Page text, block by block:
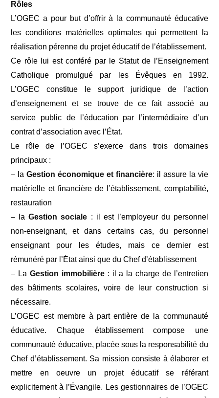
Rôles
L’OGEC a pour but d’offrir à la communauté éducative
les conditions matérielles optimales qui permettent la
réalisation pérenne du projet éducatif de l’établissement.
Ce rôle lui est conféré par le Statut de l’Enseignement
Catholique promulgué par les Évêques en 1992.
L’OGEC constitue le support juridique de l’action
d’enseignement et se trouve de ce fait associé au
service public de l’éducation par l’intermédiaire d’un
contrat d’association avec l’État.
Le rôle de l’OGEC s’exerce dans trois domaines
principaux :
– laGestion économique et financière: il assure la vie
matérielle et financière de l’établissement, comptabilité,
restauration
– laGestion sociale : il est l’employeur du personnel
non-enseignant, et dans certains cas, du personnel
enseignant pour les études, mais ce dernier est
rémunéré par l’État ainsi que du Chef d’établissement
– LaGestion immobilière: il a la charge de l’entretien
des bâtiments scolaires, voire de leur construction si
nécessaire.
L’OGEC est membre à part entière de la communauté
éducative. Chaque établissement compose une
communauté éducative, placée sous la responsabilité du
Chef d’établissement. Sa mission consiste à élaborer et
mettre en oeuvre un projet éducatif se référant
explicitement à l’Évangile. Les gestionnaires de l’OGEC